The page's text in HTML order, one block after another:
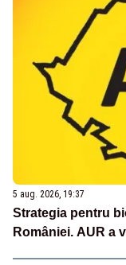
5 aug. 2026, 19:37
Strategia pentru
României. AUR a